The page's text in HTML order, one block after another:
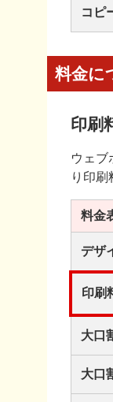
コピ
料金に
印刷
ウェブ
り印刷
料金
デザ
印刷
大口
大口